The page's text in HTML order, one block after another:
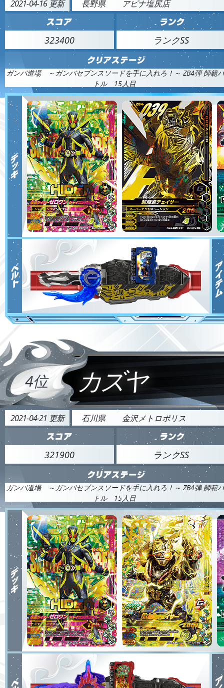
2021-04-16 更新 長野県 アピナ塩尻店
323400 ランクSS
ガンバ道場 ～ガンバセブンスソードを手に入れろ！～ ZB4弾 師範バ
トル 15人目
4位 カズヤ
2021-04-21 更新 石川県 金沢メトロポリス
321900 ランクSS
ガンバ道場 ～ガンバセブンスソードを手に入れろ！～ ZB4弾 師範バ
トル 15人目